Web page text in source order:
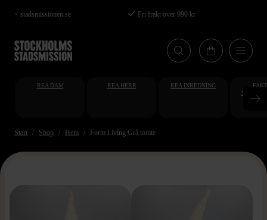
Hoppa
till
huvudinnehåll
< stadsmissionen.se Fri frakt över 990 kr
REA DAM REA HERR REA INREDNING
Start Shop Hem Form Living Grå tomte